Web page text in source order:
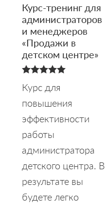
Курс-тренинг для
администраторов
и менеджеров
«Продажи в
детском центре»
из 5
Курс для
повышения
эффективности
работы
администратора
детского центра. В
результате вы
будете легко